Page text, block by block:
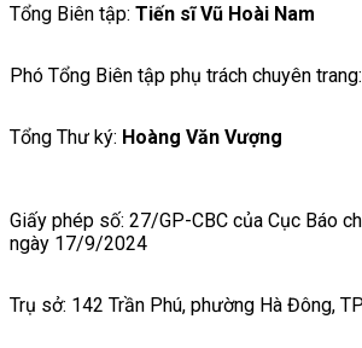
Tổng Biên tập: Tiến sĩ Vũ Hoài Nam
Phó Tổng Biên tập phụ trách chuyên trang:
Tổng Thư ký: Hoàng Văn Vượng
Giấy phép số: 27/GP-CBC của Cục Báo
ngày 17/9/2024
Trụ sở: 142 Trần Phú, phường Hà Đông,